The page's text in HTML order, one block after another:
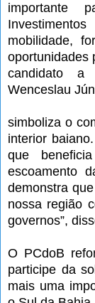
importante
mobilidade,
oportunidades
candidato a
Wenceslau
simboliza o
interior
que
escoamento
demonstra
nossa região
governos”,
O PCdoB
participe da
mais uma